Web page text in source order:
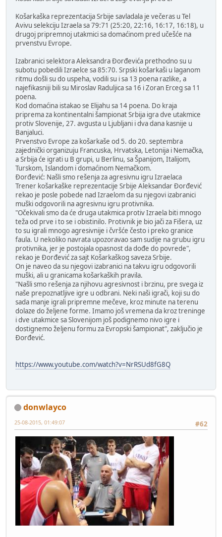
Košarkaška reprezentacija Srbije savladala je večeras u Tel
Avivu selekciju Izraela sa 79:71 (25:20, 22:16, 16:17, 16:18), u
drugoj pripremnoj utakmici sa domaćinom pred učešće na
prvenstvu Evrope.
Izabranici selektora Aleksandra Đorđevića prethodno su u
subotu pobedili Izraelce sa 85:70. Srpski košarkaši u laganom
ritmu došli su do uspeha, vodili su i sa 13 poena razlike, a
najefikasniji bili su Miroslav Raduljica sa 16 i Zoran Erceg sa 11
poena.
Kod domaćina istakao se Elijahu sa 14 poena. Do kraja
priprema za kontinentalni šampionat Srbija igra dve utakmice
protiv Slovenije, 27. avgusta u Ljubljani i dva dana kasnije u
Banjaluci.
Prvenstvo Evrope za košarkaše od 5. do 20. septembra
zajednički organizuju Francuska, Hrvatska, Letonija i Nemačka,
a Srbija će igrati u B grupi, u Berlinu, sa Španijom, Italijom,
Turskom, Islandom i domaćinom Nemačkom.
Đorđević: Našli smo rešenja za agresivnu igru Izraelaca
Trener košarkaške reprezentacije Srbije Aleksandar Đorđević
rekao je posle pobede nad Izraelom da su njegovi izabranici
muški odgovorili na agresivnu igru protivnika.
"Očekivali smo da će druga utakmica protiv Izraela biti mnogo
teža od prve i to se i obistinilo. Protivnik je bio jači za Fišera, uz
to su igrali mnogo agresivnije i čvršće često i preko granice
faula. U nekoliko navrata upozoravao sam sudije na grubu igru
protivnika, jer je postojala opasnost da dođe do povrede",
rekao je Đorđević za sajt Košarkaškog saveza Srbije.
On je naveo da su njegovi izabranici na takvu igru odgovorili
muški, ali u granicama košarkaških pravila.
"Našli smo rešenja za njihovu agresivnost i brzinu, pre svega iz
naše prepoznatljive igre u odbrani. Neki naši igrači, koji su do
sada manje igrali pripremne mečeve, kroz minute na terenu
dolaze do željene forme. Imamo još vremena da kroz treninge
i dve utakmice sa Slovenijom još podignemo nivo igre i
dostignemo željenu formu za Evropski šampionat", zaključio je
Đorđević.
https://www.youtube.com/watch?v=NrRSUd8fG8Q
donwlayco
#62
25-08-2015, 01:49:07